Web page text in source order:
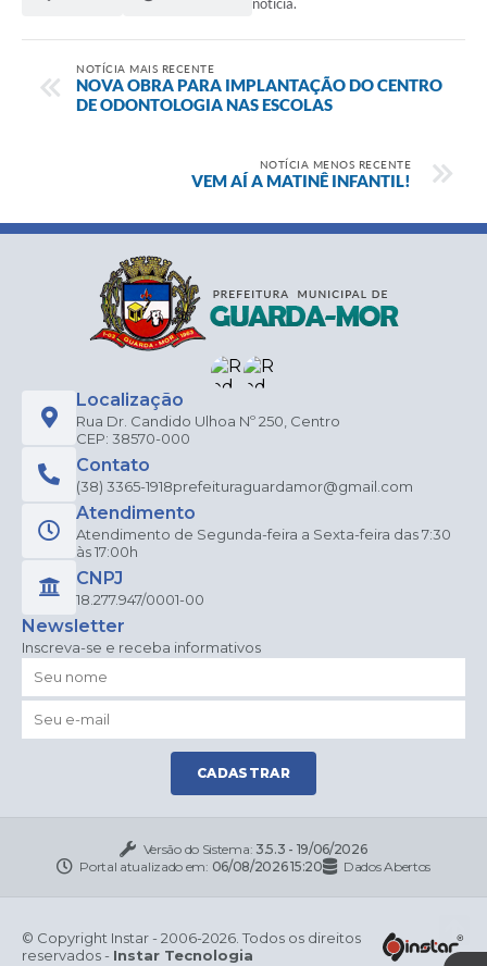
NOTÍCIA MAIS RECENTE
NOVA OBRA PARA IMPLANTAÇÃO DO CENTRO
DE ODONTOLOGIA NAS ESCOLAS
NOTÍCIA MENOS RECENTE
VEM AÍ A MATINÊ INFANTIL!
Localização
Rua Dr. Candido Ulhoa Nº 250, Centro
CEP: 38570-000
Contato
(38) 3365-1918prefeituraguardamor@gmail.com
Atendimento
Atendimento de Segunda-feira a Sexta-feira das 7:30
às 17:00h
CNPJ
18.277.947/0001-00
Newsletter
Inscreva-se e receba informativos
CADASTRAR
Versão do Sistema: 3.5.3 - 19/06/2026
Portal atualizado em: 06/08/2026 15:20 Dados Abertos
© Copyright Instar - 2006-2026. Todos os direitos
reservados - Instar Tecnologia